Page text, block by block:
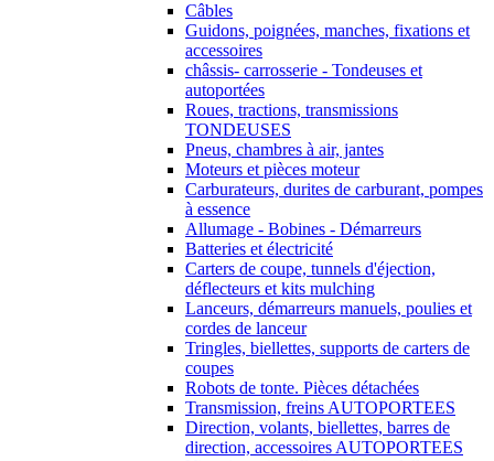
Câbles
Guidons, poignées, manches, fixations et
accessoires
châssis- carrosserie - Tondeuses et
autoportées
Roues, tractions, transmissions
TONDEUSES
Pneus, chambres à air, jantes
Moteurs et pièces moteur
Carburateurs, durites de carburant, pompes
à essence
Allumage - Bobines - Démarreurs
Batteries et électricité
Carters de coupe, tunnels d'éjection,
déflecteurs et kits mulching
Lanceurs, démarreurs manuels, poulies et
cordes de lanceur
Tringles, biellettes, supports de carters de
coupes
Robots de tonte. Pièces détachées
Transmission, freins AUTOPORTEES
Direction, volants, biellettes, barres de
direction, accessoires AUTOPORTEES